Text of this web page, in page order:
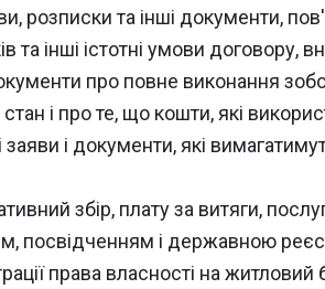
розписки та інші документи,
та інші істотні умови
про повне виконання
і про те, що кошти, які
і документи, які
збір, плату за витяги,
посвідченням і державною
права власності на